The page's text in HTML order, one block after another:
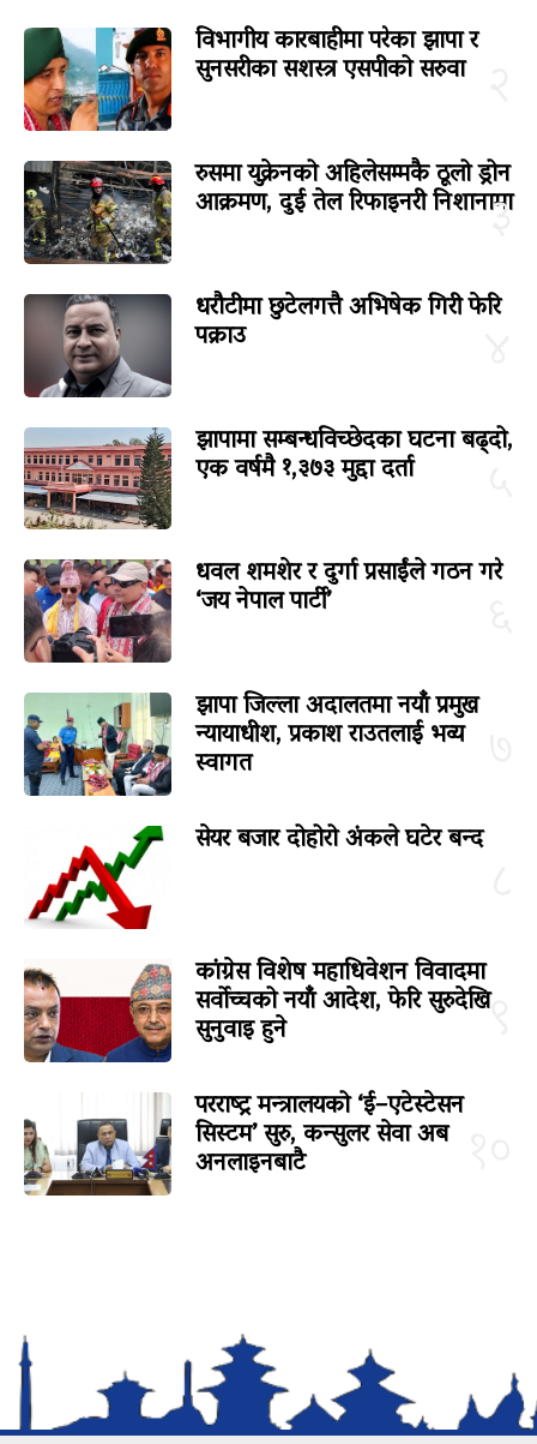
विभागीय कारबाहीमा परेका झापा र
सुनसरीका सशस्त्र एसपीको सरुवा
३
रुसमा युक्रेनको अहिलेसम्मकै ठूलो ड्रोन
आक्रमण, दुई तेल रिफाइनरी निशानामा
धरौटीमा छुटेलगत्तै अभिषेक गिरी फेरि
पक्राउ
झापामा सम्बन्धविच्छेदका घटना बढ्दो,
एक वर्षमै १,३७३ मुद्दा दर्ता
धवल शमशेर र दुर्गा प्रसाईंले गठन गरे
‘जय नेपाल पार्टी’
झापा जिल्ला अदालतमा नयाँ प्रमुख
न्यायाधीश, प्रकाश राउतलाई भव्य
स्वागत
सेयर बजार दोहोरो अंकले घटेर बन्द
९
कांग्रेस विशेष महाधिवेशन विवादमा
सर्वोच्चको नयाँ आदेश, फेरि सुरुदेखि
सुनुवाइ हुने
परराष्ट्र मन्त्रालयको ‘ई–एटेस्टेसन
सिस्टम’ सुरु, कन्सुलर सेवा अब
अनलाइनबाटै